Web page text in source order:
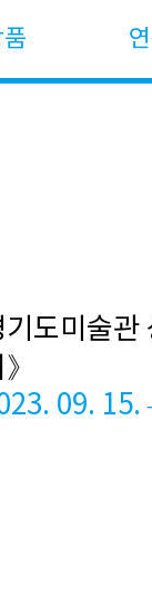
기도미술관
09.